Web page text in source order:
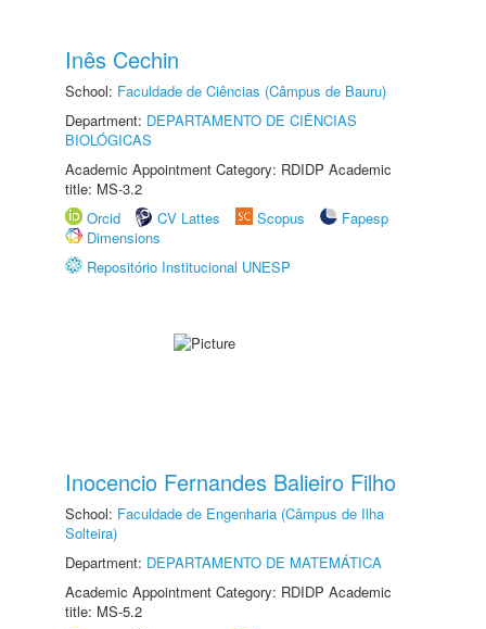
Inês Cechin
School: Faculdade de Ciências (Câmpus de Bauru)
Department: DEPARTAMENTO DE CIÊNCIAS
BIOLÓGICAS
Academic Appointment Category: RDIDP Academic
title: MS-3.2
Orcid
CV Lattes Scopus
Fapesp
Dimensions
Repositório Institucional UNESP
Inocencio Fernandes Balieiro Filho
School: Faculdade de Engenharia (Câmpus de Ilha
Solteira)
Department: DEPARTAMENTO DE MATEMÁTICA
Academic Appointment Category: RDIDP Academic
title: MS-5.2